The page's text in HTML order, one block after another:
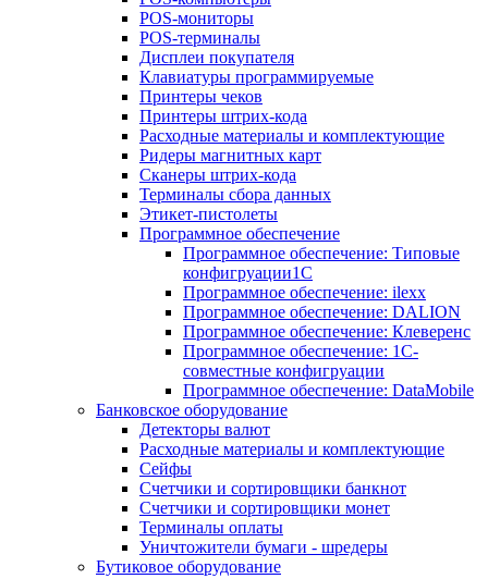
POS-мониторы
POS-терминалы
Дисплеи покупателя
Клавиатуры программируемые
Принтеры чеков
Принтеры штрих-кода
Расходные материалы и комплектующие
Ридеры магнитных карт
Сканеры штрих-кода
Терминалы сбора данных
Этикет-пистолеты
Программное обеспечение
Программное обеспечение: Типовые
конфигруации1С
Программное обеспечение: ilexx
Программное обеспечение: DALION
Программное обеспечение: Клеверенс
Программное обеспечение: 1С-
совместные конфигруации
Программное обеспечение: DataMobile
Банковское оборудование
Детекторы валют
Расходные материалы и комплектующие
Сейфы
Счетчики и сортировщики банкнот
Счетчики и сортировщики монет
Терминалы оплаты
Уничтожители бумаги - шредеры
Бутиковое оборудование